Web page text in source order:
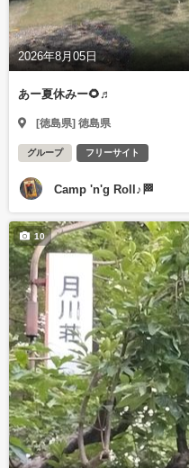
2026年8月05日
あー夏休みー🌻♬
[徳島県] 徳島県
グループ フリーサイト
Camp 'n'g Roll♪🏁
10